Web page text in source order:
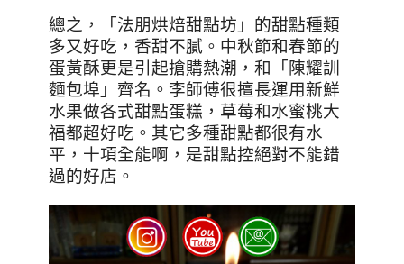
總之，「法朋烘焙甜點坊」的甜點種類
多又好吃，香甜不膩。中秋節和春節的
蛋黃酥更是引起搶購熱潮，和「陳耀訓
麵包埠」齊名。李師傅很擅長運用新鮮
水果做各式甜點蛋糕，草莓和水蜜桃大
福都超好吃。其它多種甜點都很有水
平，十項全能啊，是甜點控絕對不能錯
過的好店。